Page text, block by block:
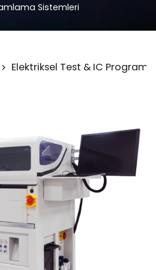
Sistemleri
Elektriksel Test & IC